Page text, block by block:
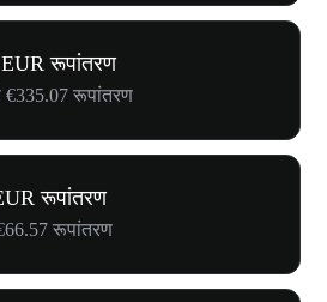
रूपांतरण
रूपांतरण
रूपांतरण
रूपांतरण